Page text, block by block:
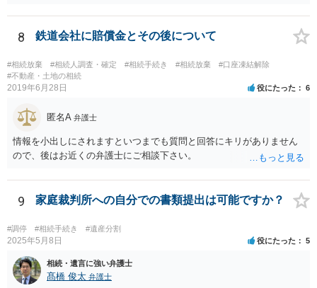
払い義務があります。
8 鉄道会社に賠償金とその後について
#相続放棄 #相続人調査・確定 #相続手続き #相続放棄
#口座凍結解除
#不動産・土地の相続
2019年6月28日 役にたった 6
匿名A 弁護士
情報を小出しにされますといつまでも質問と回答にキリがありません
ので、後はお近くの弁護士にご相談下さい。
9 家庭裁判所への自分での書類提出は可能ですか？
#調停 #相続手続き #遺産分割
2025年5月8日 役にたった 5
相続・遺言に強い弁護士
髙橋 俊太 弁護士